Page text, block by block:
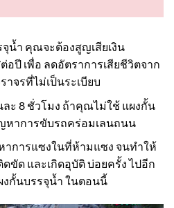
น้ำ คุณจะต้องสูญเสียเงิน
ปี เพื่อ ลดอัตราการเสียชีวิตจาก
จรที่ไม่เป็นระเบียบ
ะ 8 ชั่วโมง ถ้าคุณไม่ใช้ แผงกั้น
หาการขับรถคร่อมเลนถนน
การแซงในที่ห้ามแซง จนทำให้
ขัด และเกิดอุบัติ บ่อยครั้ง ไปอีก
กั้นบรรจุน้ำ ในตอนนี้